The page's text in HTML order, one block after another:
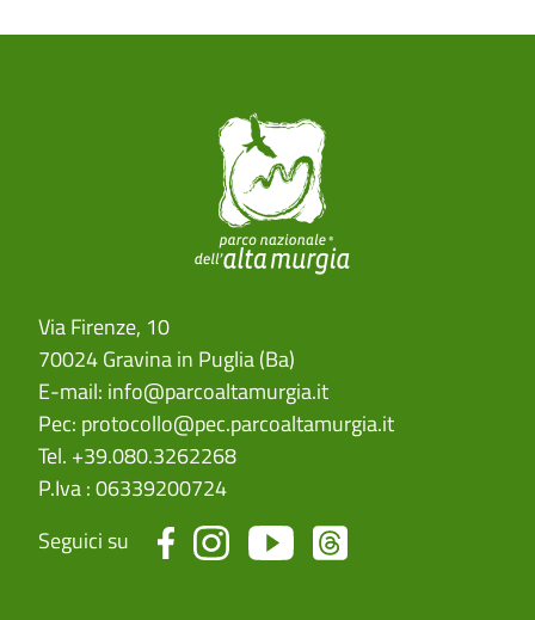
Via Firenze, 10
70024 Gravina in Puglia (Ba)
E-mail: info@parcoaltamurgia.it
Pec: protocollo@pec.parcoaltamurgia.it
Tel. +39.080.3262268
P.Iva : 06339200724
Seguici su